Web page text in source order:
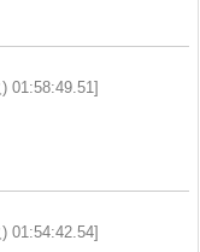
01:58:49.51]
01:54:42.54]